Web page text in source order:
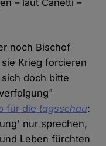
– laut Canetti –
noch Bischof
Krieg forcieren
doch bitte
für die tagsschau:
nur sprechen,
Leben fürchten